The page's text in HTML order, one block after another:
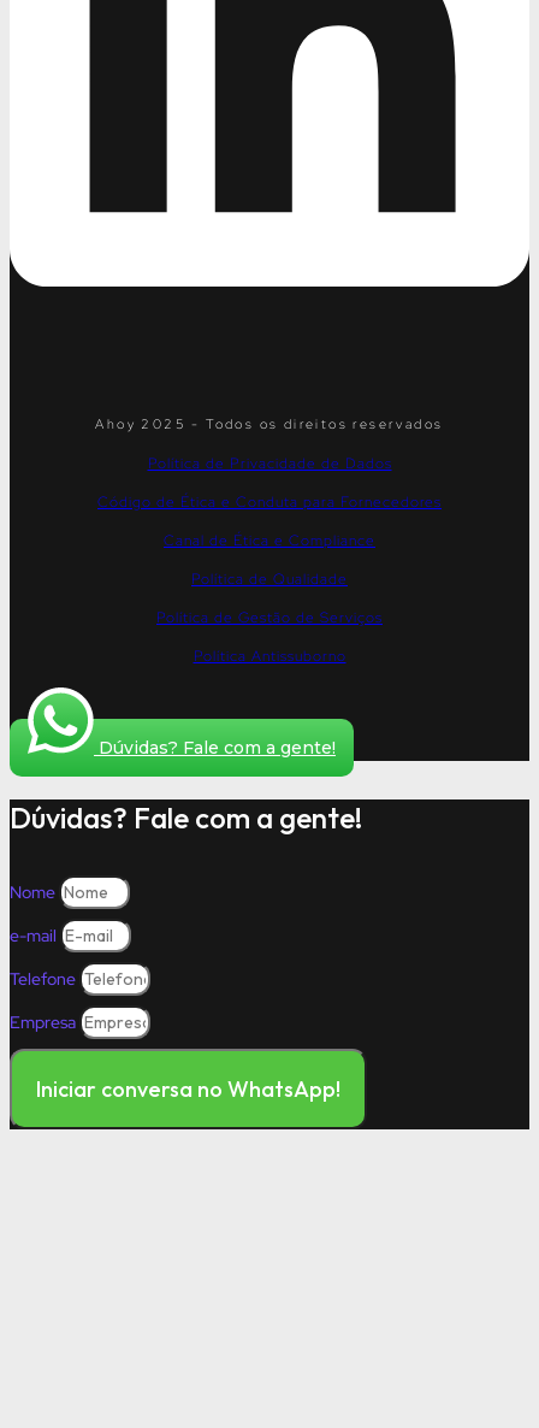
Ahoy 2025 - Todos os direitos reservados
Política de Privacidade de Dados
Código de Ética e Conduta para Fornecedores
Canal de Ética e Compliance
Política de Qualidade
Política de Gestão de Serviços
Política Antissuborno
Dúvidas? Fale com a gente!
Dúvidas? Fale com a gente!
Nome
e-mail
Telefone
Empresa
Iniciar conversa no WhatsApp!